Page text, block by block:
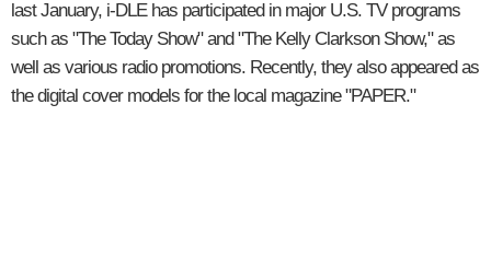
last January, i-DLE has participated in major U.S. TV programs
such as "The Today Show" and "The Kelly Clarkson Show," as
well as various radio promotions. Recently, they also appeared as
the digital cover models for the local magazine "PAPER."